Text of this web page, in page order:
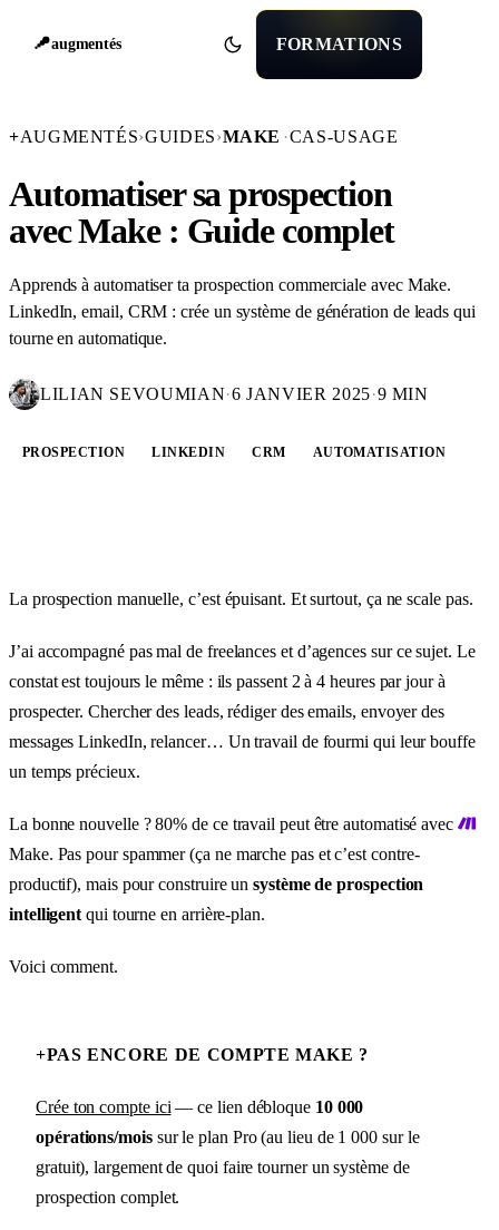
augmentés FORMATIONS
+AUGMENTÉS›GUIDES›MAKE ·CAS-USAGE
Automatiser sa prospection
avec Make : Guide complet
Apprends à automatiser ta prospection commerciale avec Make.
LinkedIn, email, CRM : crée un système de génération de leads qui
tourne en automatique.
LILIAN SEVOUMIAN·6 JANVIER 2025·9 MIN
PROSPECTION LINKEDIN CRM AUTOMATISATION
La prospection manuelle, c’est épuisant. Et surtout, ça ne scale pas.
J’ai accompagné pas mal de freelances et d’agences sur ce sujet. Le
constat est toujours le même : ils passent 2 à 4 heures par jour à
prospecter. Chercher des leads, rédiger des emails, envoyer des
messages LinkedIn, relancer… Un travail de fourmi qui leur bouffe
un temps précieux.
La bonne nouvelle ? 80% de ce travail peut être automatisé avec
Make. Pas pour spammer (ça ne marche pas et c’est contre-
productif), mais pour construire unsystème de prospection
intelligent qui tourne en arrière-plan.
Voici comment.
+PAS ENCORE DE COMPTE MAKE ?
Crée ton compte ici — ce lien débloque 10 000
opérations/moissur le plan Pro (au lieu de 1 000 sur le
gratuit), largement de quoi faire tourner un système de
prospection complet.